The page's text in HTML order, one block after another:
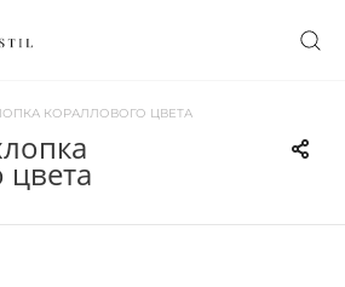
КОРАЛЛОВОГО ЦВЕТА
цвета